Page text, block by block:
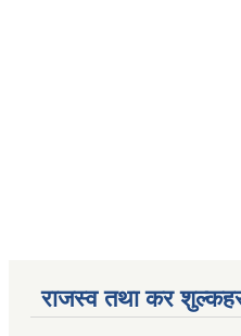
राजस्व तथा कर